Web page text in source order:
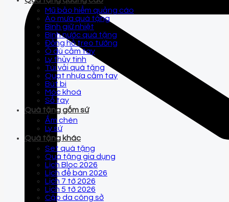
Mũ bảo hiểm quảng cáo
Áo mưa quà tặng
Bình giữ nhiệt
Bình nước quà tặng
Đồng hồ treo tường
Ô dù cầm tay
Ly thủy tinh
Túi vải quà tặng
Quạt nhựa cầm tay
Bút bi
Móc khoá
Sổ tay
Quà tặng gốm sứ
Ấm chén
Ly sứ
Quà tặng khác
Set quà tặng
Quà tặng gia dụng
Lịch Bloc 2026
Lịch để bàn 2026
Lịch 7 tờ 2026
Lịch 5 tờ 2026
Cặp da công sở